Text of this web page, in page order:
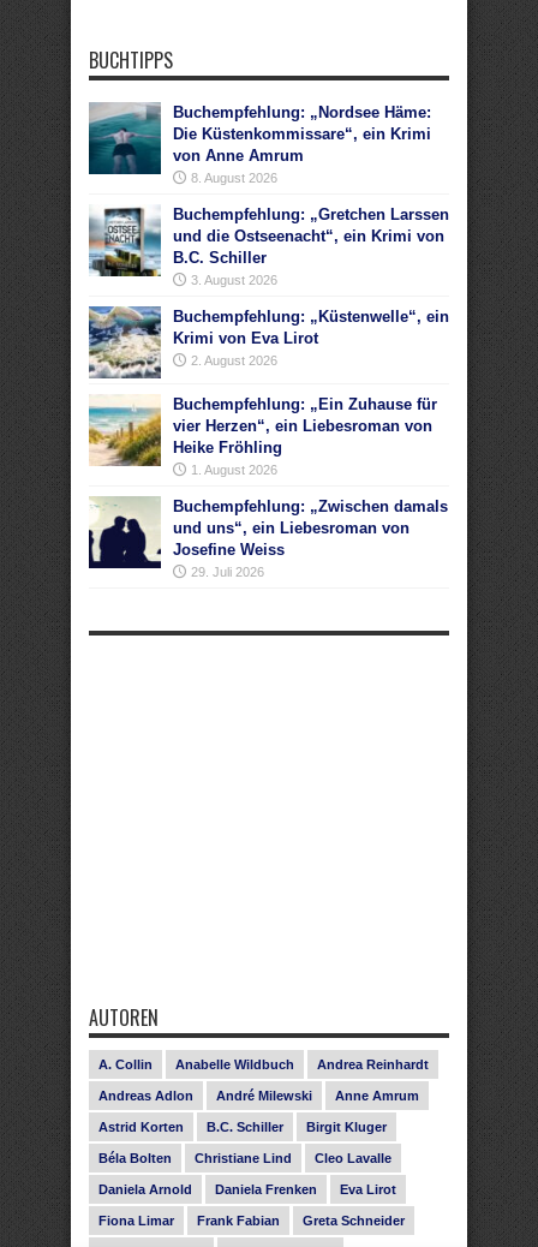
BUCHTIPPS
Buchempfehlung: „Nordsee Häme:
Die Küstenkommissare“, ein Krimi
von Anne Amrum
8. August 2026
Buchempfehlung: „Gretchen Larssen
und die Ostseenacht“, ein Krimi von
B.C. Schiller
3. August 2026
Buchempfehlung: „Küstenwelle“, ein
Krimi von Eva Lirot
2. August 2026
Buchempfehlung: „Ein Zuhause für
vier Herzen“, ein Liebesroman von
Heike Fröhling
1. August 2026
Buchempfehlung: „Zwischen damals
und uns“, ein Liebesroman von
Josefine Weiss
29. Juli 2026
AUTOREN
A. Collin Anabelle Wildbuch Andrea Reinhardt
Andreas Adlon André Milewski Anne Amrum
Astrid Korten B.C. Schiller Birgit Kluger
Béla Bolten Christiane Lind Cleo Lavalle
Daniela Arnold Daniela Frenken Eva Lirot
Fiona Limar Frank Fabian Greta Schneider